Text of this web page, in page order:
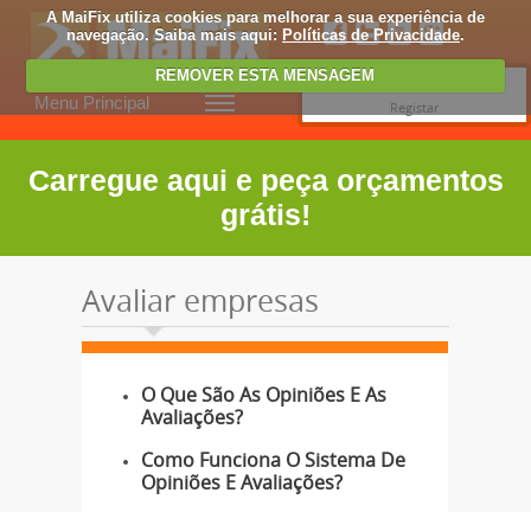
A MaiFix utiliza cookies para melhorar a sua experiência de
navegação. Saiba mais aqui: Políticas de Privacidade.
REMOVER ESTA MENSAGEM
Menu Principal
Registar
Carregue aqui e peça orçamentos
grátis!
Avaliar empresas
O Que São As Opiniões E As
Avaliações?
Como Funciona O Sistema De
Opiniões E Avaliações?